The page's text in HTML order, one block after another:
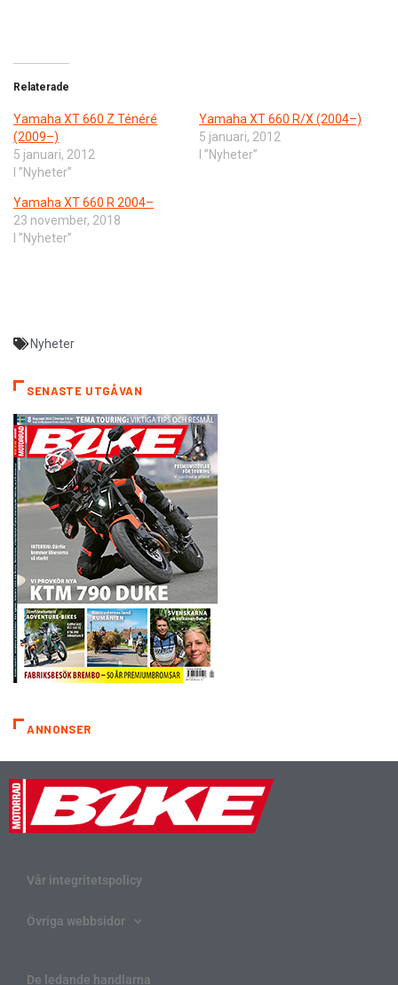
Relaterade
Yamaha XT 660 Z Ténéré
(2009–)
5 januari, 2012
I ”Nyheter”
Yamaha XT 660 R/X (2004–)
5 januari, 2012
I ”Nyheter”
Yamaha XT 660 R 2004–
23 november, 2018
I ”Nyheter”
Nyheter
SENASTE UTGÅVAN
ANNONSER
Vår integritetspolicy
Övriga webbsidor
De ledande handlarna